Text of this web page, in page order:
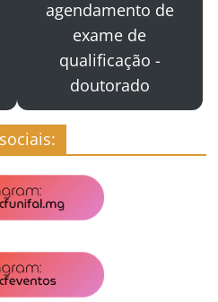
agendamento de
exame de
qualificação -
doutorado